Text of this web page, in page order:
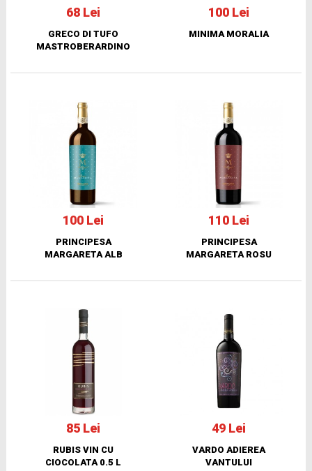
68 Lei
GRECO DI TUFO
MASTROBERARDINO
100 Lei
MINIMA MORALIA
100 Lei
PRINCIPESA
MARGARETA ALB
110 Lei
PRINCIPESA
MARGARETA ROSU
85 Lei
RUBIS VIN CU
CIOCOLATA 0.5 L
49 Lei
VARDO ADIEREA
VANTULUI